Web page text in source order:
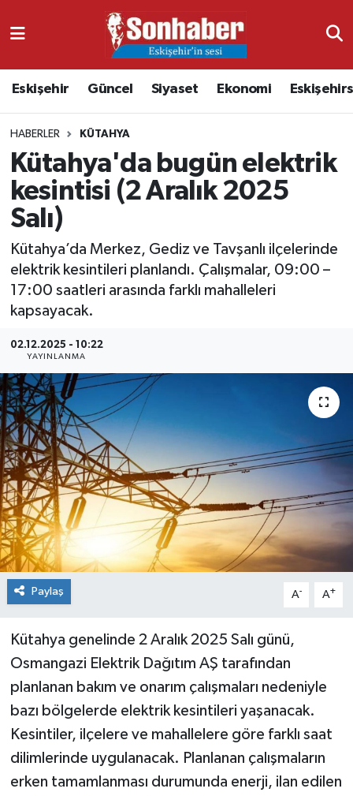
Eskişehir Güncel Siyaset Ekonomi
HABERLER KÜTAHYA
Kütahya'da bugün elektrik
kesintisi (2 Aralık 2025
Salı)
Kütahya’da Merkez, Gediz ve Tavşanlı ilçelerinde
elektrik kesintileri planlandı. Çalışmalar, 09:00 –
17:00 saatleri arasında farklı mahalleleri
kapsayacak.
02.12.2025 - 10:22
YAYINLANMA
Paylaş A- A+
Kütahya genelinde 2 Aralık 2025 Salı günü,
Osmangazi Elektrik Dağıtım AŞ tarafından
planlanan bakım ve onarım çalışmaları nedeniyle
bazı bölgelerde elektrik kesintileri yaşanacak.
Kesintiler, ilçelere ve mahallelere göre farklı saat
dilimlerinde uygulanacak. Planlanan çalışmaların
erken tamamlanması durumunda enerji, ilan edilen
Ekonomi
Güncel
Kültür & Sanat
Magazin
Sağlık
Siyaset
Spor
Nöbetçi Eczaneler
Namaz Vakitleri
Trafik Durumu
Süper Lig Puan Durumu ve Fikstür
Tüm Manşetler
Haber Arşivi